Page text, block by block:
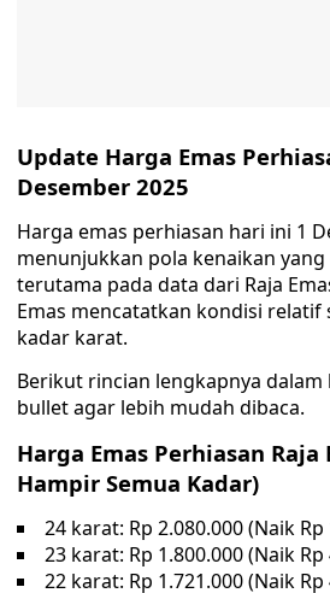
Update Harga Emas
Desember 2025
Harga emas perhiasan hari ini 1
menunjukkan pola kenaikan
terutama pada data dari Raja
Emas mencatatkan kondisi relatif
kadar karat.
Berikut rincian lengkapnya
bullet agar lebih mudah dibaca.
Harga Emas Perhiasan Raja
Hampir Semua Kadar)
24 karat: Rp 2.080.000 (Naik Rp
23 karat: Rp 1.800.000 (Naik Rp
22 karat: Rp 1.721.000 (Naik Rp